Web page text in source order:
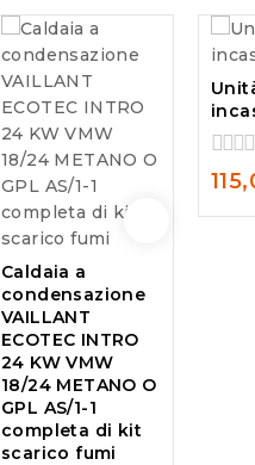
Caldaia a
condensazione
VAILLANT
ECOTEC INTRO
24 KW VMW
18/24 METANO O
GPL AS/1-1
completa di kit
scarico fumi
0
out
of